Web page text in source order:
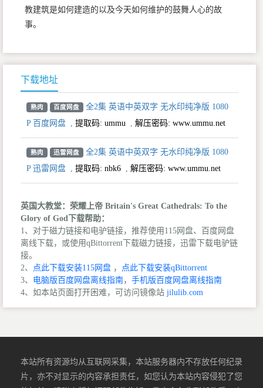
教建筑是如何建造的以及今天如何维护的鼓舞人心的故
事。
下载地址
熟肉 百度网盘
全2集 英语中英双字 无水印纯净版 1080
P 百度网盘
提取码: ummu 解压密码: www.ummu.net
熟肉 迅雷网盘
全2集 英语中英双字 无水印纯净版 1080
P 迅雷网盘
提取码: nbk6 解压密码: www.ummu.net
英国大教堂：荣耀上帝 Britain's Great Cathedrals: To the
Glory of God下载帮助：
1、对于磁力链接和电驴链接，推荐使用115网盘、百度网盘
离线下载，或使用qBittorrent下载磁力链接，迅雷下载电驴链
接。
2、
点此下载安装115网盘 ，
点此下载安装qBittorrent
3、 电脑版百度网盘离线指南， 手机版百度网盘离线指南
4、如本站页面打开困难，可访问镜像站 jilulib.com
本站所有资源均从互联网采集，本站服务器内不存放任何纪录
片，亦不对显示的内容承担责任，如您认为本站内容侵犯了您